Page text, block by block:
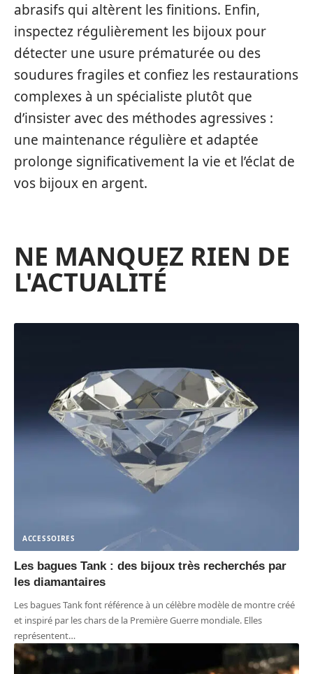
abrasifs qui altèrent les finitions. Enfin,
inspectez régulièrement les bijoux pour
détecter une usure prématurée ou des
soudures fragiles et confiez les restaurations
complexes à un spécialiste plutôt que
d’insister avec des méthodes agressives :
une maintenance régulière et adaptée
prolonge significativement la vie et l’éclat de
vos bijoux en argent.
NE MANQUEZ RIEN DE
L'ACTUALITÉ
ACCESSOIRES
Les bagues Tank : des bijoux très recherchés par
les diamantaires
Les bagues Tank font référence à un célèbre modèle de montre créé
et inspiré par les chars de la Première Guerre mondiale. Elles
représentent…